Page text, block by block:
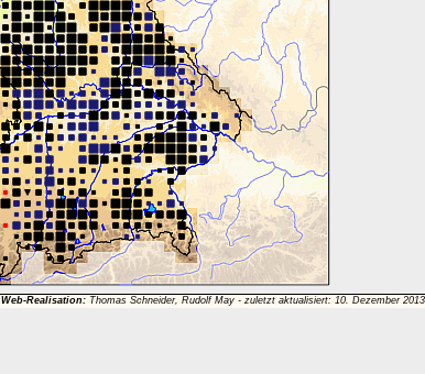
Web-Realisation: Thomas Schneider, Rudolf May - zuletzt aktualisiert: 10. Dezember